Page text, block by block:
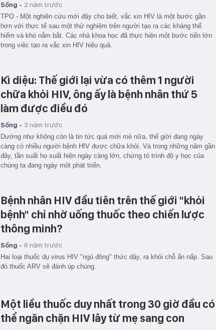
Sống - 2 năm trước
TPO - Một nghiên cứu mới đây cho biết, vắc xin HIV là một bước gần
hơn với thực tế sau một thử nghiệm trên người tạo ra các kháng thể
hiếm và khó nắm bắt. Các nhà khoa học đã thực hiện một bước tiến lớn
trong việc tạo ra vắc xin HIV hiệu quả.
Kì diệu: Thế giới lại vừa có thêm 1 người
chữa khỏi HIV, ông ấy là bệnh nhân thứ 5
làm được điều đó
Sống - 3 năm trước
Dường như không còn là tin tức quá mới mẻ nữa, thế giới đang ngày
càng có nhiều người bệnh HIV được chữa khỏi. Và trong những năm gần
đây, tần suất họ xuất hiện ngày càng lớn, chứng tỏ trình độ y học của
chúng ta đang ngày một phát triển.
Bệnh nhân HIV đầu tiên trên thế giới "khỏi
bệnh" chỉ nhờ uống thuốc theo chiến lược
thông minh?
Sống - 6 năm trước
Hai loại thuốc dụ virus HIV "ngủ đông" thức dậy, ra khỏi chỗ ẩn nấp. Sau
đó thuốc ARV sẽ đánh úp chúng.
Một liều thuốc duy nhất trong 30 giờ đầu có
thể ngăn chặn HIV lây từ mẹ sang con